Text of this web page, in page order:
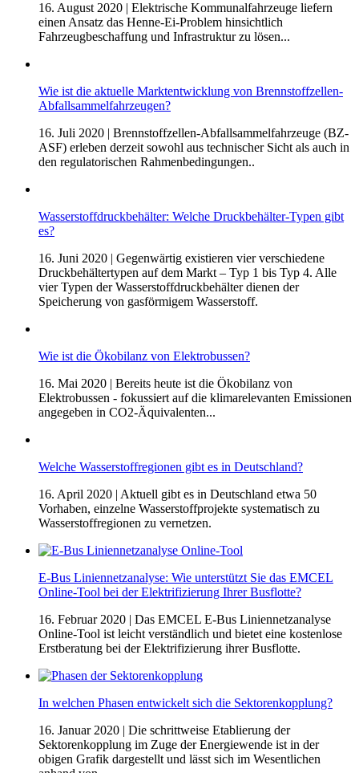
16. August 2020 | Elektrische Kommunalfahrzeuge liefern
einen Ansatz das Henne-Ei-Problem hinsichtlich
Fahrzeugbeschaffung und Infrastruktur zu lösen...
Wie ist die aktuelle Marktentwicklung von Brennstoffzellen-
Abfallsammelfahrzeugen?
16. Juli 2020 | Brennstoffzellen-Abfallsammelfahrzeuge (BZ-
ASF) erleben derzeit sowohl aus technischer Sicht als auch in
den regulatorischen Rahmenbedingungen..
Wasserstoffdruckbehälter: Welche Druckbehälter-Typen gibt
es?
16. Juni 2020 | Gegenwärtig existieren vier verschiedene
Druckbehältertypen auf dem Markt – Typ 1 bis Typ 4. Alle
vier Typen der Wasserstoffdruckbehälter dienen der
Speicherung von gasförmigem Wasserstoff.
Wie ist die Ökobilanz von Elektrobussen?
16. Mai 2020 | Bereits heute ist die Ökobilanz von
Elektrobussen - fokussiert auf die klimarelevanten Emissionen
angegeben in CO2-Äquivalenten...
Welche Wasserstoffregionen gibt es in Deutschland?
16. April 2020 | Aktuell gibt es in Deutschland etwa 50
Vorhaben, einzelne Wasserstoffprojekte systematisch zu
Wasserstoffregionen zu vernetzen.
E-Bus Liniennetzanalyse: Wie unterstützt Sie das EMCEL
Online-Tool bei der Elektrifizierung Ihrer Busflotte?
16. Februar 2020 | Das EMCEL E-Bus Liniennetzanalyse
Online-Tool ist leicht verständlich und bietet eine kostenlose
Erstberatung bei der Elektrifizierung ihrer Busflotte.
In welchen Phasen entwickelt sich die Sektorenkopplung?
16. Januar 2020 | Die schrittweise Etablierung der
Sektorenkopplung im Zuge der Energiewende ist in der
obigen Grafik dargestellt und lässt sich im Wesentlichen